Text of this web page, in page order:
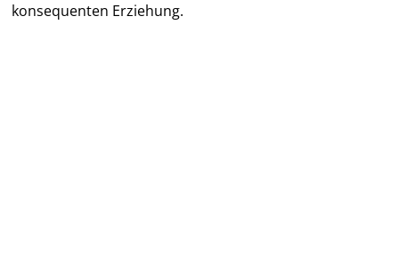
konsequenten Erziehung.